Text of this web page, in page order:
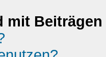
mit